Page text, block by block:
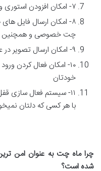
۷- امکان افزودن استوری و ویس
۸- امکان ارسال فایل
چت خصوصی و
۹- امکان ارسال تصویر در عمومی و پی وی
۱۰- امکان فعال کردن
خودتان
۱۱- سیستم فعال سازی
با هر کسی که دلتان
چرا ماه چت به عنوان امن
شده است؟